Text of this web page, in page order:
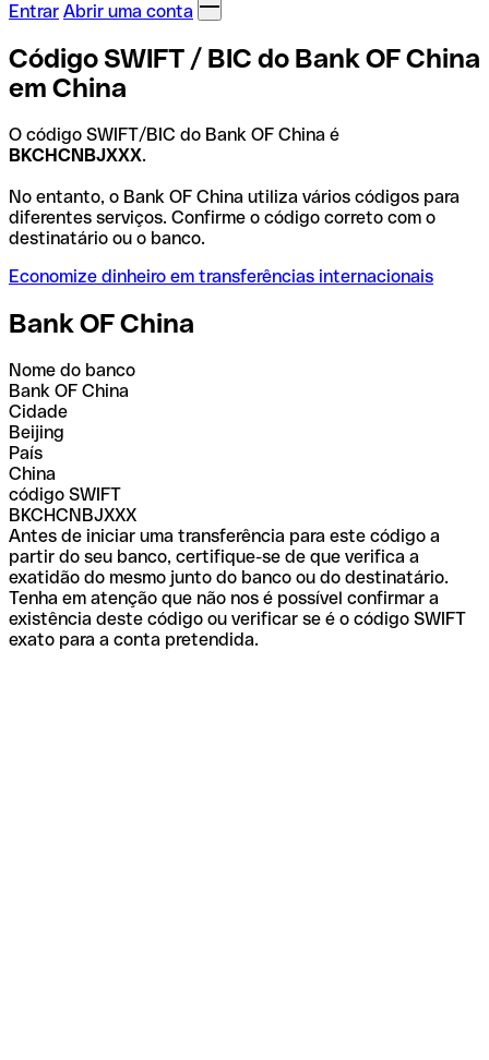
Entrar Abrir uma conta
Código SWIFT / BIC do Bank OF China
em China
O código SWIFT/BIC do Bank OF China é
BKCHCNBJXXX.
No entanto, o Bank OF China utiliza vários códigos para
diferentes serviços. Confirme o código correto com o
destinatário ou o banco.
Economize dinheiro em transferências internacionais
Bank OF China
Nome do banco
Bank OF China
Cidade
Beijing
País
China
código SWIFT
BKCHCNBJXXX
Antes de iniciar uma transferência para este código a
partir do seu banco, certifique-se de que verifica a
exatidão do mesmo junto do banco ou do destinatário.
Tenha em atenção que não nos é possível confirmar a
existência deste código ou verificar se é o código SWIFT
exato para a conta pretendida.